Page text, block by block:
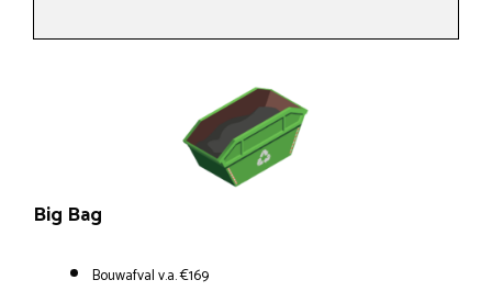
Big Bag
Bouwafval v.a. €169